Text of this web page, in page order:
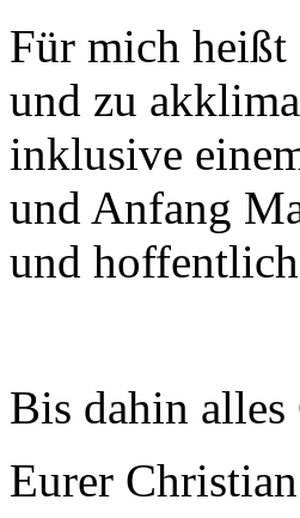
Für mich heißt
und zu
inklusive
und Anfang
und
Bis dahin alles
Eurer Christian